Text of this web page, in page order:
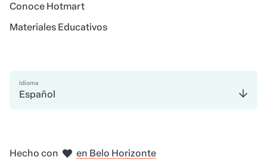
Conoce Hotmart
Materiales Educativos
Idioma
Español
Hecho con en Belo Horizonte